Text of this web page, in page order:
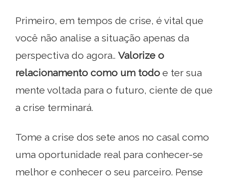
Primeiro, em tempos de crise, é vital que
você não analise a situação apenas da
perspectiva do agora.. Valorize o
relacionamento como um todo e ter sua
mente voltada para o futuro, ciente de que
a crise terminará.
Tome a crise dos sete anos no casal como
uma oportunidade real para conhecer-se
melhor e conhecer o seu parceiro. Pense